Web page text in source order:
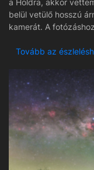
belül vetülő hosszú
kamerát. A fotózáshoz ZWO LRGB szűrőszettből a zöld szűrőt
nem lettek olyan jók,
életlen maszkokat
szép idő volt a
mostanában kerül
Tovább az